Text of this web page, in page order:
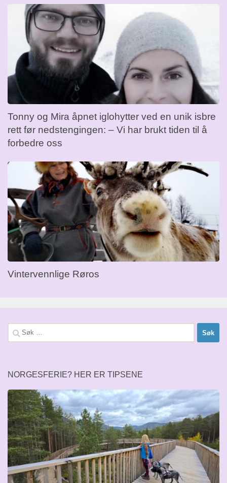
Tonny og Mira åpnet iglohytter ved en unik isbre
rett før nedstengingen: – Vi har brukt tiden til å
forbedre oss
Vintervennlige Røros
Søk
etter:
NORGESFERIE? HER ER TIPSENE